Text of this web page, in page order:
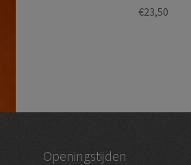
€23,50
Openingstijden